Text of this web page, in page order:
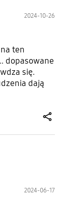
2024-10-26
ten
dopasowane
się.
dają
2024-06-17